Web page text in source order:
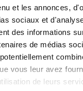
et les annonces,
sociaux et
des informations
de médias
vous leur avez
de leurs
et les épices.
vitesse 3.
90 °C
dans les